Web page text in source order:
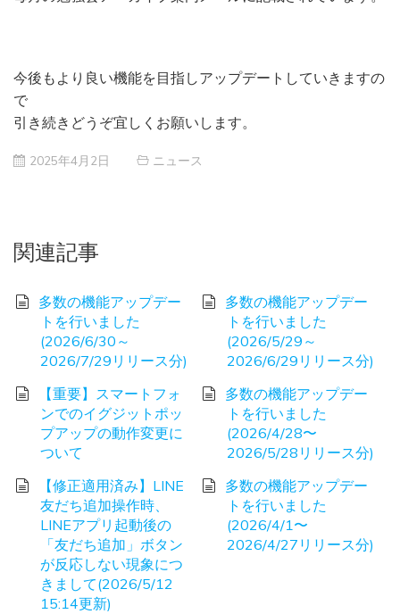
今後もより良い機能を目指しアップデートしていきますの
で
引き続きどうぞ宜しくお願いします。
2025年4月2日 ニュース
関連記事
多数の機能アップデー
トを行いました
(2026/6/30～
2026/7/29リリース分)
多数の機能アップデー
トを行いました
(2026/5/29～
2026/6/29リリース分)
【重要】スマートフォ
ンでのイグジットポッ
プアップの動作変更に
ついて
多数の機能アップデー
トを行いました
(2026/4/28〜
2026/5/28リリース分)
【修正適用済み】LINE
友だち追加操作時、
LINEアプリ起動後の
「友だち追加」ボタン
が反応しない現象につ
きまして(2026/5/12
15:14更新)
多数の機能アップデー
トを行いました
(2026/4/1〜
2026/4/27リリース分)